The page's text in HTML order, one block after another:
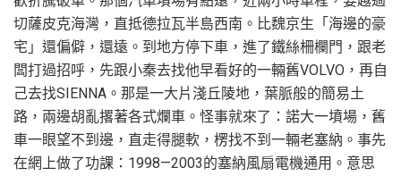
切薩皮克海灣，直抵德拉瓦半島西南。比魏京生「海邊的豪
宅」還偏僻，還遠。到地方停下車，進了鐵絲柵欄門，跟老
闆打過招呼，先跟小秦去找他早看好的一輛舊VOLVO，再自
己去找SIENNA。那是一大片淺丘陵地，葉脈般的簡易土
路，兩邊胡亂撂著各式爛車。怪事就來了：諾大一墳場，舊
車一眼望不到邊，直走得腿軟，楞找不到一輛老塞納。事先
在網上做了功課：1998—2003的塞納風扇電機通用。意思